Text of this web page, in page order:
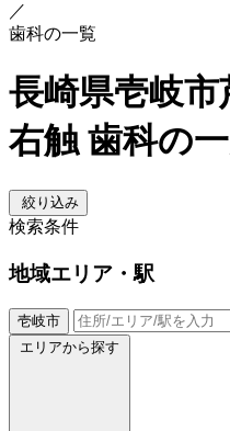
／
歯科の一覧
長崎県壱岐
右触 歯科の
絞り込み
検索条件
地域エリア・駅
壱岐市
エリアから探す